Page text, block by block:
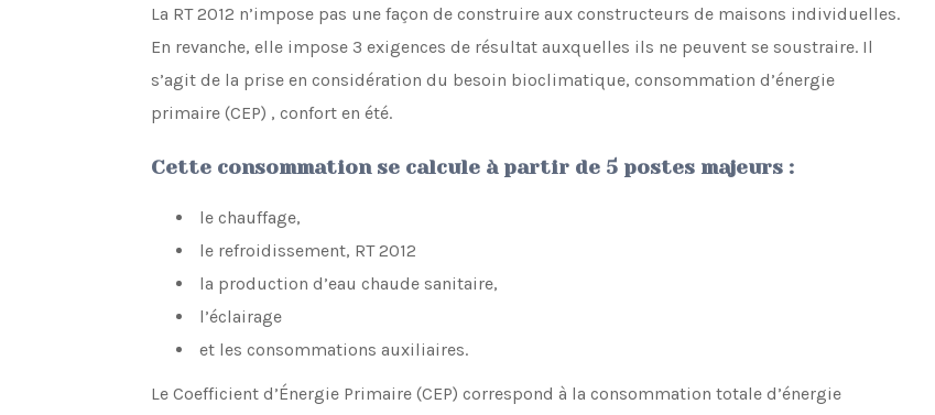
La RT 2012 n’impose pas une façon de construire aux constructeurs de maisons individuelles.
En revanche, elle impose 3 exigences de résultat auxquelles ils ne peuvent se soustraire. Il
s’agit de la prise en considération du besoin bioclimatique, consommation d’énergie
primaire (CEP) , confort en été.
Cette consommation se calcule à partir de 5 postes majeurs :
le chauffage,
le refroidissement, RT 2012
la production d’eau chaude sanitaire,
l’éclairage
et les consommations auxiliaires.
Le Coefficient d’Énergie Primaire (CEP) correspond à la consommation totale d’énergie